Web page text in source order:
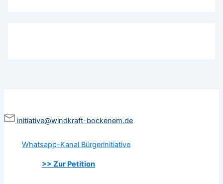
initiative@windkraft-bockenem.de
Whatsapp-Kanal Bürgerinitiative
>> Zur Petition